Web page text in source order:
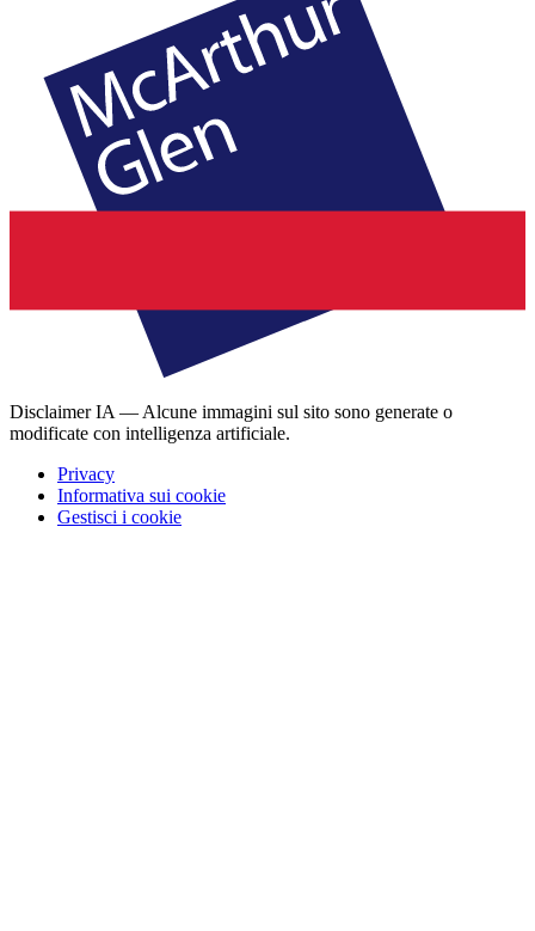
Disclaimer IA — Alcune immagini sul sito sono generate o
modificate con intelligenza artificiale.
Privacy
Informativa sui cookie
Gestisci i cookie